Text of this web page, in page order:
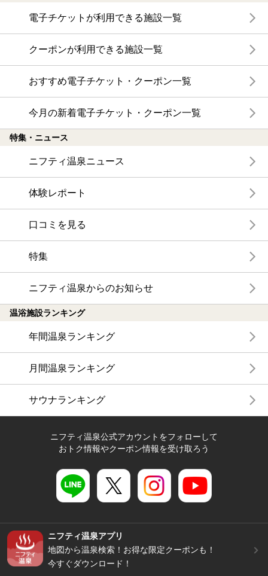
電子チケットが利用できる施設一覧
クーポンが利用できる施設一覧
おすすめ電子チケット・クーポン一覧
今月の新着電子チケット・クーポン一覧
特集・ニュース
ニフティ温泉ニュース
体験レポート
口コミを見る
特集
ニフティ温泉からのお知らせ
温浴施設ランキング
年間温泉ランキング
月間温泉ランキング
サウナランキング
ニフティ温泉公式アカウントをフォローして
おトク情報やクーポン情報を受け取ろう
ニフティ温泉アプリ
地図から温泉検索！お得な限定クーポンも！
今すぐダウンロード！